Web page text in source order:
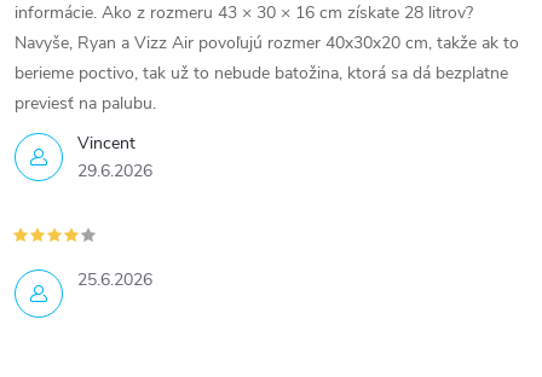
Vincent
29.6.2026
informácie. Ako z rozmeru 43 × 30 × 16 cm získate 28 litrov?
Navyše, Ryan a Vizz Air povoľujú rozmer 40x30x20 cm, takže ak to
berieme poctivo, tak už to nebude batožina, ktorá sa dá bezplatne
previesť na palubu.
25.6.2026